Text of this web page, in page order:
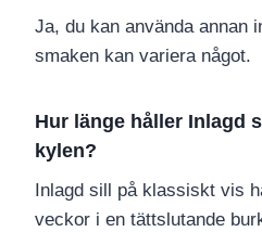
Ja, du kan använda annan
smaken kan variera något.
Hur länge håller Inlagd
kylen?
Inlagd sill på klassiskt vis
veckor i en tättslutande